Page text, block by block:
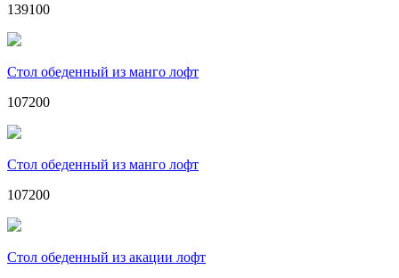
139100
Стол обеденный из манго лофт
107200
Стол обеденный из манго лофт
107200
Стол обеденный из акации лофт